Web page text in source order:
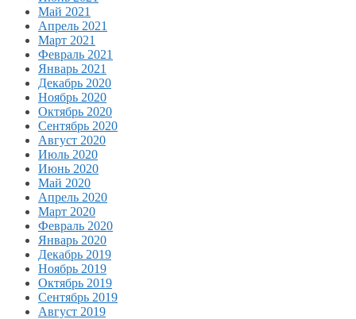
Май 2021
Апрель 2021
Март 2021
Февраль 2021
Январь 2021
Декабрь 2020
Ноябрь 2020
Октябрь 2020
Сентябрь 2020
Август 2020
Июль 2020
Июнь 2020
Май 2020
Апрель 2020
Март 2020
Февраль 2020
Январь 2020
Декабрь 2019
Ноябрь 2019
Октябрь 2019
Сентябрь 2019
Август 2019